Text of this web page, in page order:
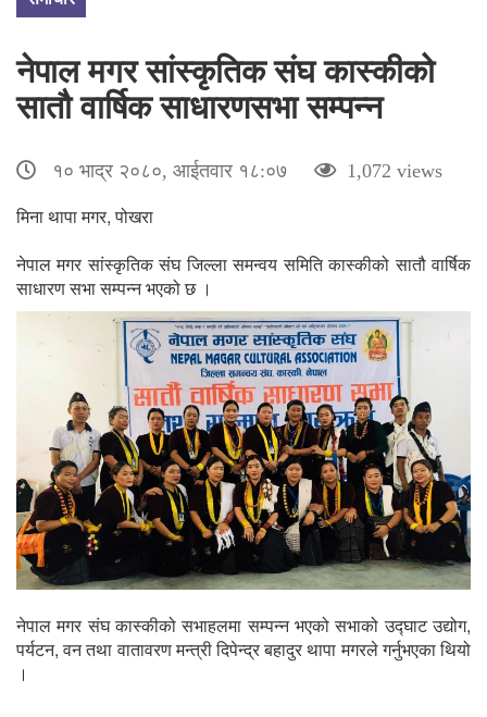
नेपाल मगर सांस्कृतिक संघ कास्कीको
सातौ वार्षिक साधारणसभा सम्पन्न
१० भाद्र २०८०, आईतवार १८:०७ 1,072 views
मिना थापा मगर, पोखरा
नेपाल मगर सांस्कृतिक संघ जिल्ला समन्वय समिति कास्कीको सातौ वार्षिक
साधारण सभा सम्पन्न भएको छ ।
नेपाल मगर संघ कास्कीको सभाहलमा सम्पन्न भएको सभाको उद्घाट उद्योग,
पर्यटन, वन तथा वातावरण मन्त्री दिपेन्द्र बहादुर थापा मगरले गर्नुभएका थियो
।